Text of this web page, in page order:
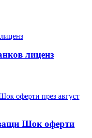
лиценз
Шок оферти